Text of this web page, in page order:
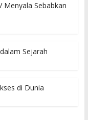
Menyala Sebabkan
Sejarah
di Dunia